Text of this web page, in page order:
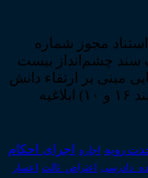
مجوز شماره
اهداف سند چشم‌انداز بیست
مبنی بر ارتقاء دانش
حقوقی جامعه و ترویج فرهنگ قانونمداری (بند ۱۶ و ۱۰) ابلاغیه
رویه اجاره اجرای احکام
اعتراض_ثالث اعسار